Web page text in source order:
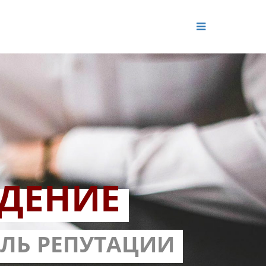
РЕПУТАЦИИ